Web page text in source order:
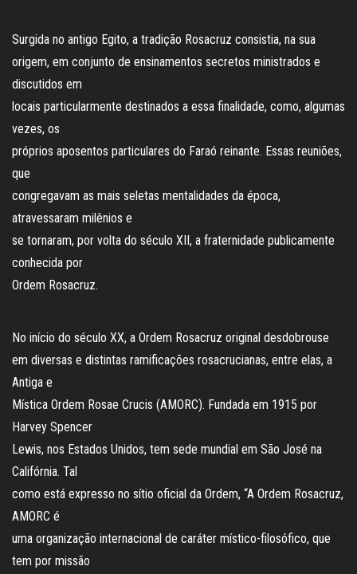
Surgida no antigo Egito, a tradição Rosacruz consistia, na sua
origem, em conjunto de ensinamentos secretos ministrados e
discutidos em
locais particularmente destinados a essa finalidade, como, algumas
vezes, os
próprios aposentos particulares do Faraó reinante. Essas reuniões,
que
congregavam as mais seletas mentalidades da época,
atravessaram milênios e
se tornaram, por volta do século XII, a fraternidade publicamente
conhecida por
Ordem Rosacruz.
No início do século XX, a Ordem Rosacruz original desdobrouse
em diversas e distintas ramificações rosacrucianas, entre elas, a
Antiga e
Mística Ordem Rosae Crucis (AMORC). Fundada em 1915 por
Harvey Spencer
Lewis, nos Estados Unidos, tem sede mundial em São José na
Califórnia. Tal
como está expresso no sítio oficial da Ordem, “A Ordem Rosacruz,
AMORC é
uma organização internacional de caráter místico-filosófico, que
tem por missão